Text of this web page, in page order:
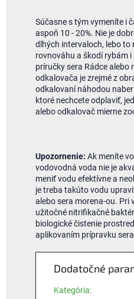
Súčasne s tým vymeníte i
aspoň 10 - 20%. Nie je
dlhých intervaloch, lebo to
rovnováhu a škodí rybám
príručky sera Rádce alebo
odkalovača je zrejmé z
odkalovaní náhodou
ktoré nechcete odplaviť,
alebo odkalovač mierne
Upozornenie: Ak meníte
vodovodná voda nie je
meniť vodu efektívne a
je treba takúto vodu
alebo sera morena-ou. Pri
užitočné nitrifikačné
biologické čistenie
aplikovaním prípravku
Dodatočné
Kategória: